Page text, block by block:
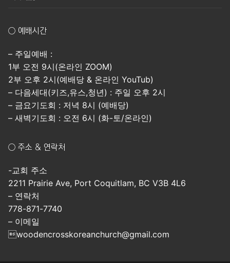
○ 예배시간
– 주일예배 :
1부 오전 9시(온라인 ZOOM)
2부 오후 2시(예배당 & 온라인 YouTub)
– 다음세대(키즈,유스,청년) : 주일 오후 2시
– 금요기도회 : 저녁 8시 (예배당)
– 새벽기도회 : 오전 6시 (화-토/온라인)
○ 주소 & 연락처
-교회 주소
2211 Prairie Ave, Port Coquitlam, BC V3B 4L6
– 연락처
778-871-7740
– 이메일
woodencrosskoreanchurch@gmail.com